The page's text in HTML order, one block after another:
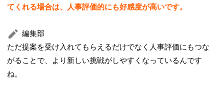
てくれる場合は、人事評価的にも好感度が高いです。
編集部
ただ提案を受け入れてもらえるだけでなく人事評価にもつな
がることで、より新しい挑戦がしやすくなっているんです
ね。